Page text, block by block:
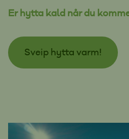
Er hytta kald når du
Sveip hytta varm!